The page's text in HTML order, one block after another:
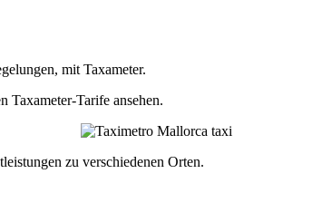
mit Taxameter.
Taxameter-Tarife ansehen.
zu verschiedenen Orten.